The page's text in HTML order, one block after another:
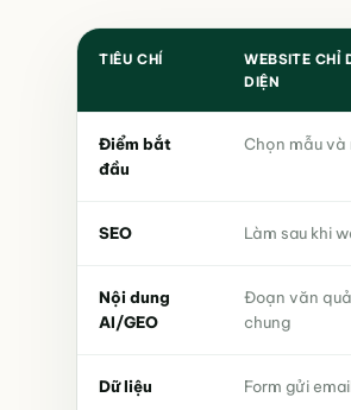
TIÊU CHÍ
WEBSITE CHỈ
DIỆN
Điểm bắt
đầu
Chọn mẫu và
SEO Làm sau khi
Nội dung
AI/GEO
Đoạn văn
chung
Dữ liệu Form gửi